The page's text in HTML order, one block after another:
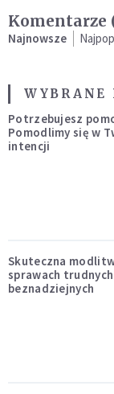
Komentarze
Najnowsze
WYBRANE
Potrzebujesz
Pomodlimy się w
intencji
Skuteczna
sprawach
beznadziejnych